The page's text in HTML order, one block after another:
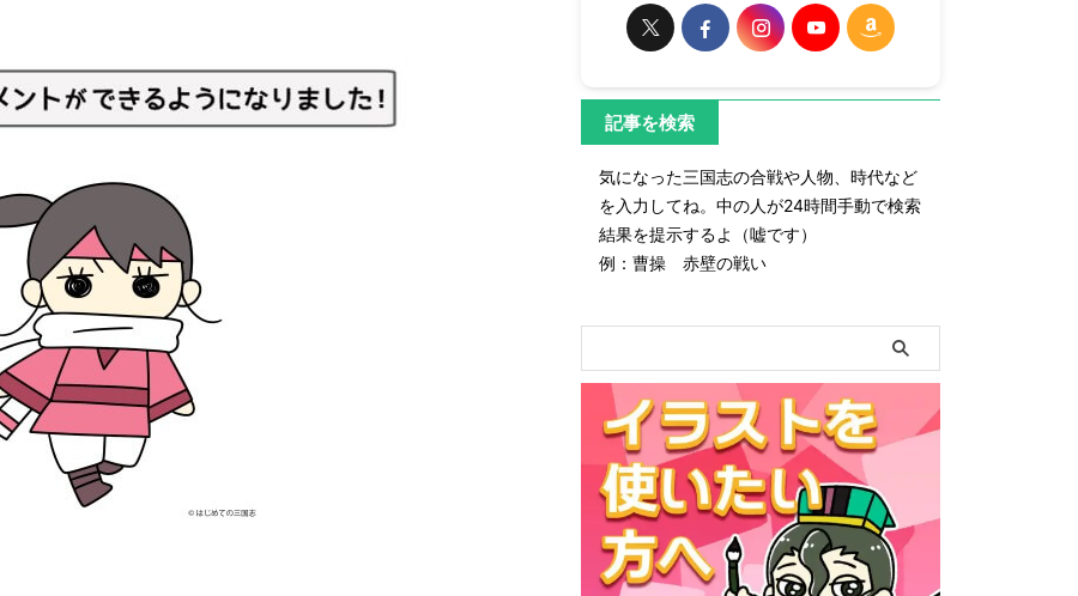
記事を検索
気になった三国志の合戦や人物、時代など
を入力してね。中の人が24時間手動で検索
結果を提示するよ（嘘です）
例：曹操 赤壁の戦い